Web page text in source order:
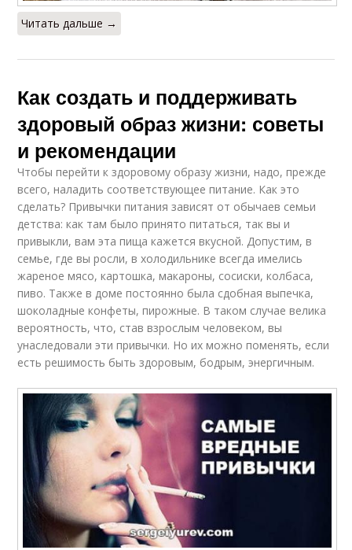
Читать дальше →
Как создать и поддерживать
здоровый образ жизни: советы
и рекомендации
Чтобы перейти к здоровому образу жизни, надо, прежде
всего, наладить соответствующее питание. Как это
сделать? Привычки питания зависят от обычаев семьи
детства: как там было принято питаться, так вы и
привыкли, вам эта пища кажется вкусной. Допустим, в
семье, где вы росли, в холодильнике всегда имелись
жареное мясо, картошка, макароны, сосиски, колбаса,
пиво. Также в доме постоянно была сдобная выпечка,
шоколадные конфеты, пирожные. В таком случае велика
вероятность, что, став взрослым человеком, вы
унаследовали эти привычки. Но их можно поменять, если
есть решимость быть здоровым, бодрым, энергичным.